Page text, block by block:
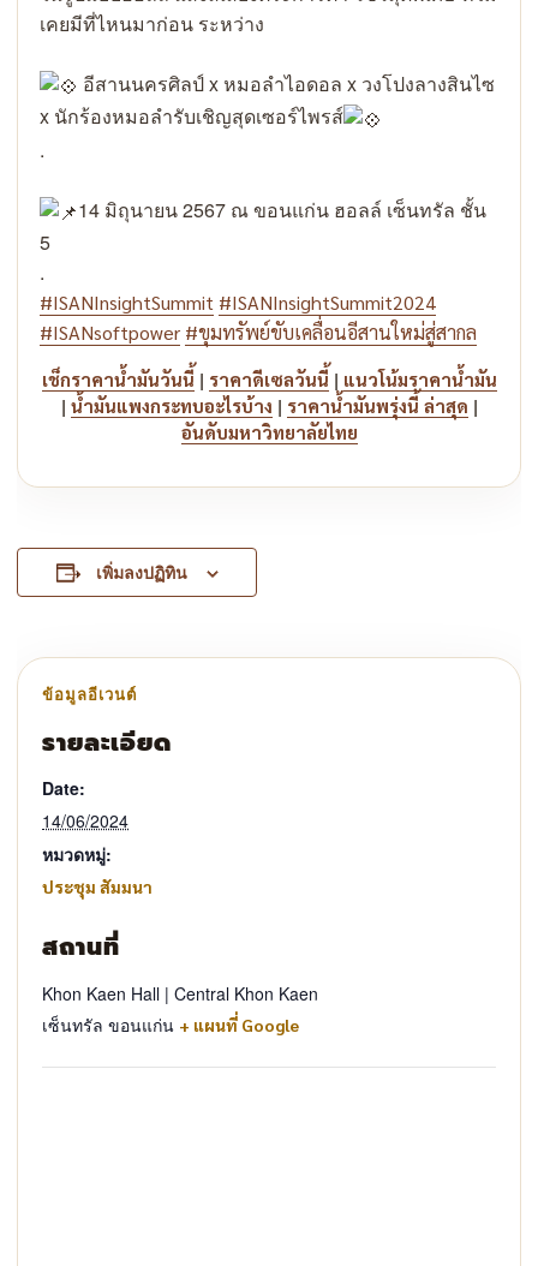
เคยมีที่ไหนมาก่อน ระหว่าง
อีสานนครศิลป์ x หมอลำไอดอล x วงโปงลางสินไซ
x นักร้องหมอลำรับเชิญสุดเซอร์ไพรส์
.
14 มิถุนายน 2567 ณ ขอนแก่น ฮอลล์ เซ็นทรัล ชั้น
5
.
#ISANInsightSummit #ISANInsightSummit2024
#ISANsoftpower #ขุมทรัพย์ขับเคลื่อนอีสานใหม่สู่สากล
เช็กราคาน้ำมันวันนี้ | ราคาดีเซลวันนี้ | แนวโน้มราคาน้ำมัน
| น้ำมันแพงกระทบอะไรบ้าง | ราคาน้ำมันพรุ่งนี้ ล่าสุด |
อันดับมหาวิทยาลัยไทย
เพิ่มลงปฏิทิน
รายละเอียด
Date:
14/06/2024
หมวดหมู่:
ประชุม สัมมนา
สถานที่
Khon Kaen Hall | Central Khon Kaen
เซ็นทรัล ขอนแก่น + แผนที่ Google